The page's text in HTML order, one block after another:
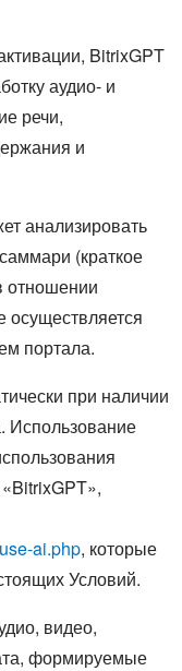
BitrixGPT
аудио- и
речи,
и
анализировать
(краткое
отношении
портала.
при наличии
Использование
ai.php, которые
Условий.
видео,
формируемые